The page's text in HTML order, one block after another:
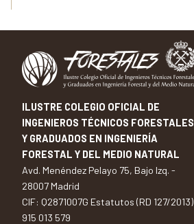
ILUSTRE COLEGIO OFICIAL DE
INGENIEROS TÉCNICOS FORESTALES
Y GRADUADOS EN INGENIERÍA
FORESTAL Y DEL MEDIO NATURAL
Avd. Menéndez Pelayo 75, Bajo Izq. -
28007 Madrid
CIF: Q2871007G Estatutos (RD 127/2013)
915 013 579